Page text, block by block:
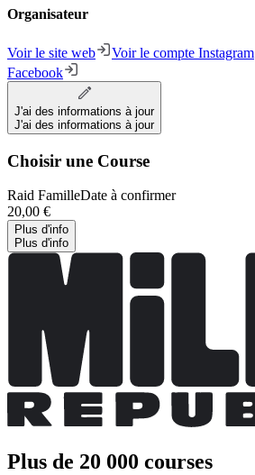
Organisateur
Voir le site web Voir le compte Instagram
Facebook
J'ai des informations à jour
J'ai des informations à jour
Choisir une Course
Raid FamilleDate à confirmer
20,00 €
Plus d'info
Plus d'info
Plus de 20 000 courses